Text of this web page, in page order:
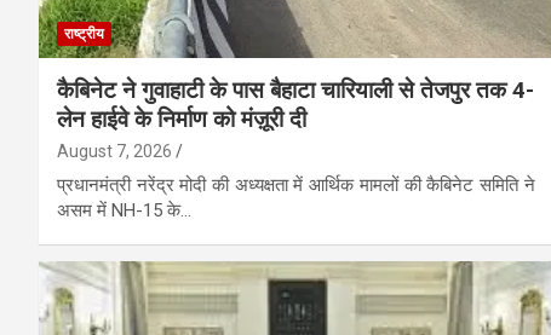
राष्ट्रीय
कैबिनेट ने गुवाहाटी के पास बैहाटा चारियाली से तेजपुर तक 4-
लेन हाईवे के निर्माण को मंज़ूरी दी
August 7, 2026
प्रधानमंत्री नरेंद्र मोदी की अध्यक्षता में आर्थिक मामलों की कैबिनेट समिति ने
असम में NH-15 के…